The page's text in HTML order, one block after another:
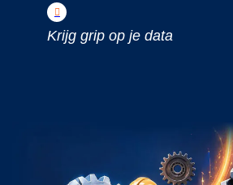
Krijg grip op je data